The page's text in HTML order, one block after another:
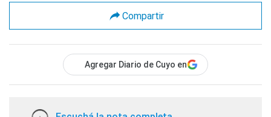
Compartir
Agregar Diario de Cuyo en